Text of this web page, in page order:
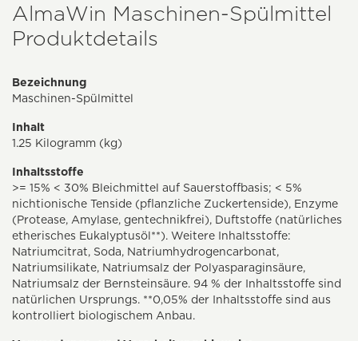
AlmaWin Maschinen-Spülmittel
Produktdetails
Bezeichnung
Maschinen-Spülmittel
Inhalt
1.25 Kilogramm (kg)
Inhaltsstoffe
>= 15% < 30% Bleichmittel auf Sauerstoffbasis; < 5%
nichtionische Tenside (pflanzliche Zuckertenside), Enzyme
(Protease, Amylase, gentechnikfrei), Duftstoffe (natürliches
etherisches Eukalyptusöl**). Weitere Inhaltsstoffe:
Natriumcitrat, Soda, Natriumhydrogencarbonat,
Natriumsilikate, Natriumsalz der Polyasparaginsäure,
Natriumsalz der Bernsteinsäure. 94 % der Inhaltsstoffe sind
natürlichen Ursprungs. **0,05% der Inhaltsstoffe sind aus
kontrolliert biologischem Anbau.